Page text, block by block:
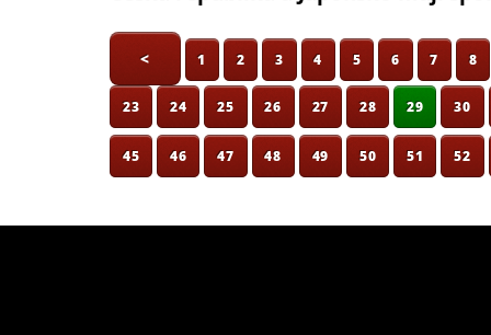
< 1 2 3 4 5 6 7 8
23 24 25 26 27 28 29 30
45 46 47 48 49 50 51 52